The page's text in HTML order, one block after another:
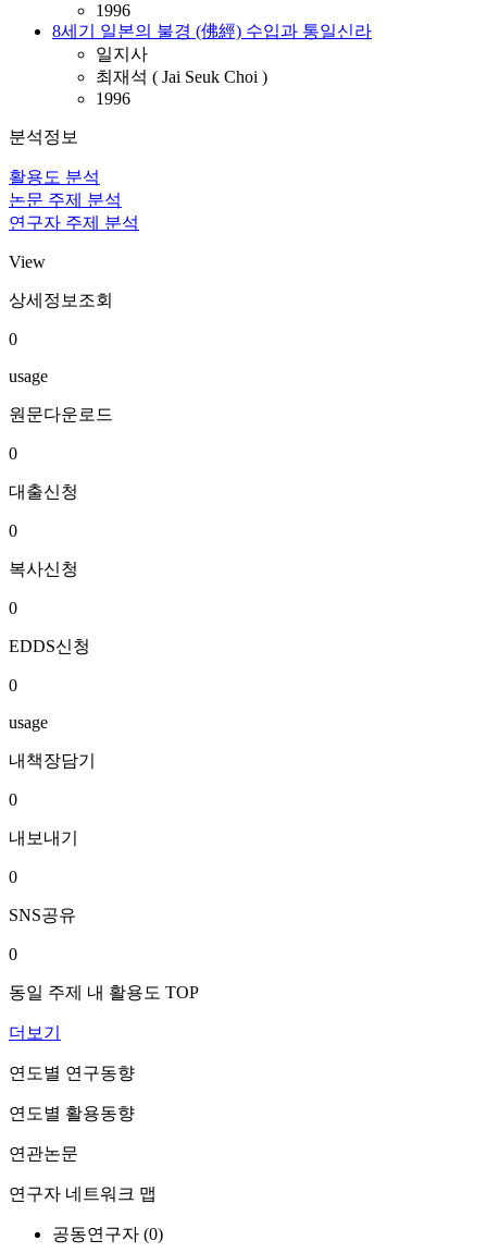
1996
8세기 일본의 불경 (佛經) 수입과 통일신라
일지사
최재석 ( Jai Seuk Choi )
1996
분석정보
활용도 분석
논문 주제 분석
연구자 주제 분석
View
상세정보조회
0
usage
원문다운로드
0
대출신청
0
복사신청
0
EDDS신청
0
usage
내책장담기
0
내보내기
0
SNS공유
0
동일 주제 내 활용도 TOP
더보기
연도별 연구동향
연도별 활용동향
연관논문
연구자 네트워크 맵
공동연구자 (0)